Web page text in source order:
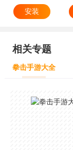
安装
相关专题
拳击手游大全